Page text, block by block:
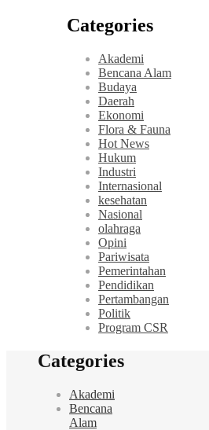
Categories
Akademi
Bencana Alam
Budaya
Daerah
Ekonomi
Flora & Fauna
Hot News
Hukum
Industri
Internasional
kesehatan
Nasional
olahraga
Opini
Pariwisata
Pemerintahan
Pendidikan
Pertambangan
Politik
Program CSR
Categories
Akademi
Bencana
Alam